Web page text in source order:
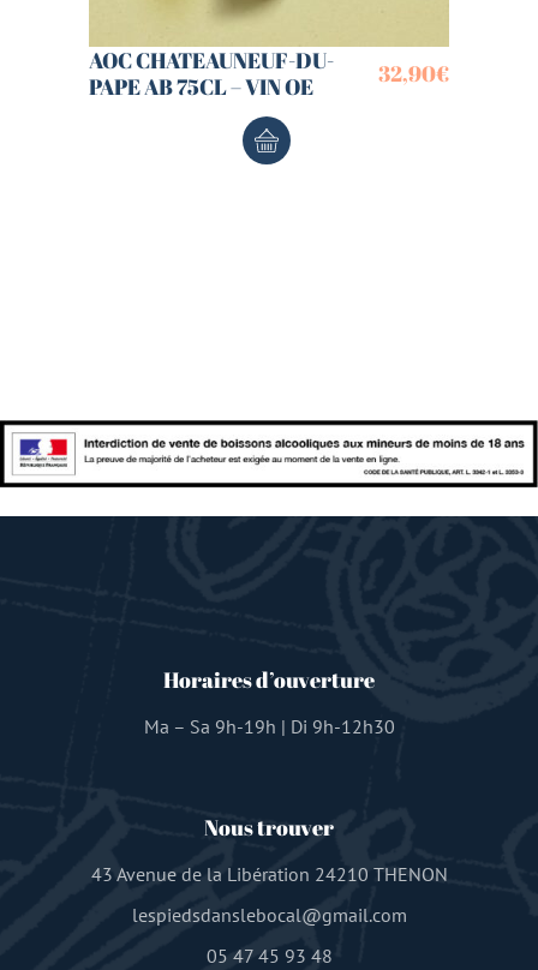
AOC CHATEAUNEUF-DU-
PAPE AB 75CL – VIN OE
32,90€
Horaires d’ouverture
Ma – Sa 9h-19h | Di 9h-12h30
Nous trouver
43 Avenue de la Libération 24210 THENON
lespiedsdanslebocal@gmail.com
05 47 45 93 48